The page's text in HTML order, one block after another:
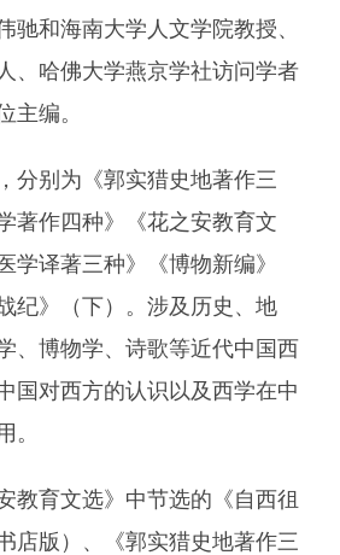
驰和海南大学人文学院教授、
、哈佛大学燕京学社访问学者
主编。
分别为《郭实猎史地著作三
著作四种》《花之安教育文
学译著三种》《博物新编》
纪》（下）。涉及历史、地
、博物学、诗歌等近代中国西
国对西方的认识以及西学在中
。
教育文选》中节选的《自西徂
店版）、《郭实猎史地著作三